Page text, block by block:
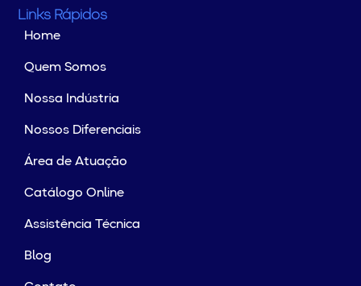
Links Rápidos
Home
Quem Somos
Nossa Indústria
Nossos Diferenciais
Área de Atuação
Catálogo Online
Assistência Técnica
Blog